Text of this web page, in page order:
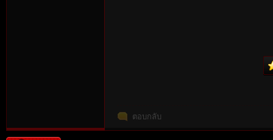
ตอบกลับ